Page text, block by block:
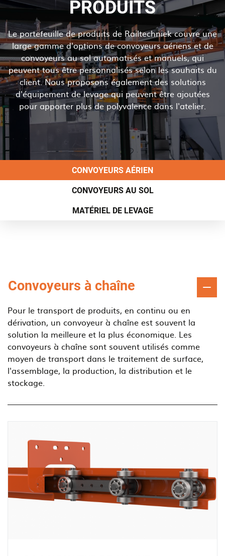
PRODUITS
Le portefeuille de produits de Railtechniek couvre une
large gamme d'options de convoyeurs aériens et de
convoyeurs au sol automatisés et manuels, qui
peuvent tous être personnalisés selon les souhaits du
client. Nous proposons également des solutions
d'équipement de levage qui peuvent être ajoutées
pour apporter plus de polyvalence dans l'atelier.
Navigation principale
CONVOYEURS AÉRIEN
CONVOYEURS AU SOL
MATÉRIEL DE LEVAGE
Convoyeurs à chaîne
Pour le transport de produits, en continu ou en
dérivation, un convoyeur à chaîne est souvent la
solution la meilleure et la plus économique. Les
convoyeurs à chaîne sont souvent utilisés comme
moyen de transport dans le traitement de surface,
l'assemblage, la production, la distribution et le
stockage.